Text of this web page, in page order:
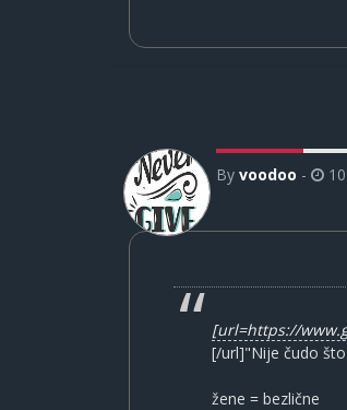
By voodoo -
[url=https://
[/url]"Nije čudo
žene = bezlične